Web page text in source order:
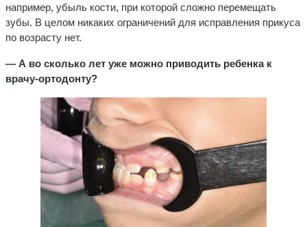
например, убыль кости, при которой сложно перемещать
зубы. В целом никаких ограничений для исправления прикуса
по возрасту нет.
— А во сколько лет уже можно приводить ребенка к
врачу-ортодонту?